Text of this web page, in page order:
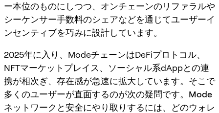
ー本位のものにしつつ、 オンチェーンのリファラルや
シーケンサー手数料のシェアなどを通じてユーザーイ
ンセンティブを巧みに設計しています。
2025年に入り、ModeチェーンはDeFiプロトコル、
NFTマーケットプレイス、ソーシャル系dAppとの連
携が相次ぎ、存在感が急速に拡大しています。そこで
多くのユーザーが直面するのが次の疑問です。 Mode
ネットワークと安全にやり取りするには、どのウォレ